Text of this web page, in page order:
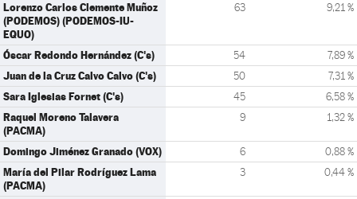
Lorenzo Carlos Clemente Muñoz
(PODEMOS) (PODEMOS-IU-
EQUO)
63 9,21 %
Óscar Redondo Hernández (C's) 54 7,89 %
Juan de la Cruz Calvo Calvo (C's) 50 7,31 %
Sara Iglesias Fornet (C's) 45 6,58 %
Raquel Moreno Talavera
(PACMA)
9 1,32 %
Domingo Jiménez Granado (VOX) 6 0,88 %
María del Pilar Rodríguez Lama
(PACMA)
3 0,44 %